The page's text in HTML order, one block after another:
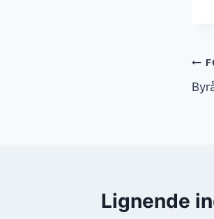
Lignende